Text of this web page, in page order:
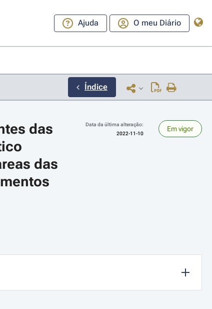
Ajuda O meu Diário
Índice
ou esquerda para navegar pelos meses; Use cmd ou ctrl +
das
das
Data da última alteração:
2022-11-10
Em vigor